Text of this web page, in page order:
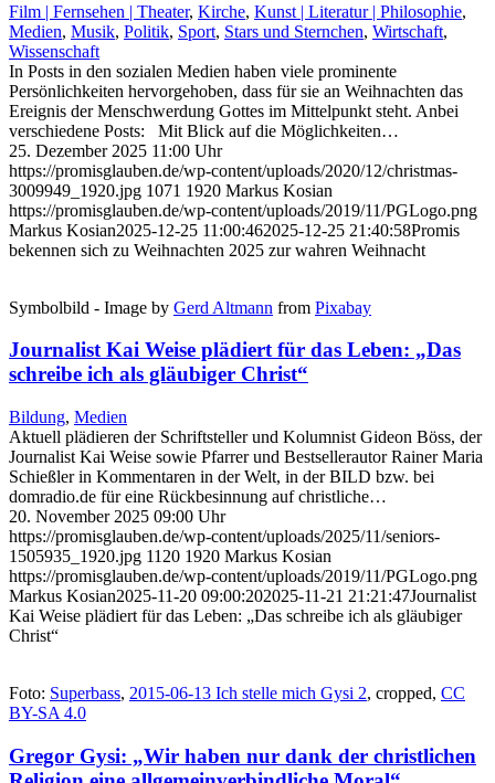
Film | Fernsehen | Theater, Kirche, Kunst | Literatur | Philosophie,
Medien, Musik, Politik, Sport, Stars und Sternchen, Wirtschaft,
Wissenschaft
In Posts in den sozialen Medien haben viele prominente
Persönlichkeiten hervorgehoben, dass für sie an Weihnachten das
Ereignis der Menschwerdung Gottes im Mittelpunkt steht. Anbei
verschiedene Posts: Mit Blick auf die Möglichkeiten…
25. Dezember 2025 11:00 Uhr
https://promisglauben.de/wp-content/uploads/2020/12/christmas-
3009949_1920.jpg 1071 1920 Markus Kosian
https://promisglauben.de/wp-content/uploads/2019/11/PGLogo.png
Markus Kosian2025-12-25 11:00:462025-12-25 21:40:58Promis
bekennen sich zu Weihnachten 2025 zur wahren Weihnacht
Symbolbild - Image by Gerd Altmann from Pixabay
Journalist Kai Weise plädiert für das Leben: „Das
schreibe ich als gläubiger Christ“
Bildung, Medien
Aktuell plädieren der Schriftsteller und Kolumnist Gideon Böss, der
Journalist Kai Weise sowie Pfarrer und Bestsellerautor Rainer Maria
Schießler in Kommentaren in der Welt, in der BILD bzw. bei
domradio.de für eine Rückbesinnung auf christliche…
20. November 2025 09:00 Uhr
https://promisglauben.de/wp-content/uploads/2025/11/seniors-
1505935_1920.jpg 1120 1920 Markus Kosian
https://promisglauben.de/wp-content/uploads/2019/11/PGLogo.png
Markus Kosian2025-11-20 09:00:202025-11-21 21:21:47Journalist
Kai Weise plädiert für das Leben: „Das schreibe ich als gläubiger
Christ“
Foto: Superbass, 2015-06-13 Ich stelle mich Gysi 2, cropped, CC
BY-SA 4.0
Gregor Gysi: „Wir haben nur dank der christlichen